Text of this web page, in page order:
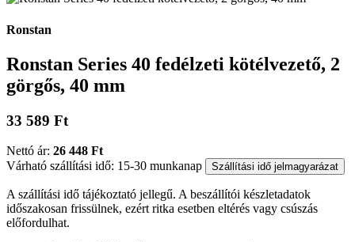
Ronstan
Ronstan Series 40 fedélzeti kötélvezető, 2
görgős, 40 mm
33 589 Ft
Nettó ár: 26 448 Ft
Várható szállítási idő: 15-30 munkanap
Szállítási idő jelmagyarázat
A szállítási idő tájékoztató jellegű. A beszállítói készletadatok
időszakosan frissülnek, ezért ritka esetben eltérés vagy csúszás
előfordulhat.